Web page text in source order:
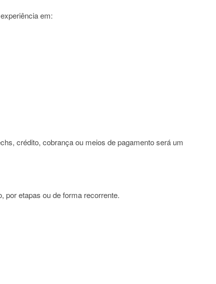
em:
crédito, cobrança ou meios de pagamento será um
por etapas ou de forma recorrente.